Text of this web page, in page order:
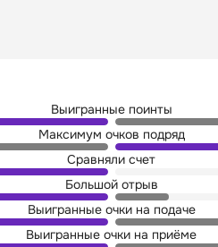
Выигранные поинты
Максимум очков подряд
Сравняли счет
Большой отрыв
Выигранные очки на подаче
Выигранные очки на приёме